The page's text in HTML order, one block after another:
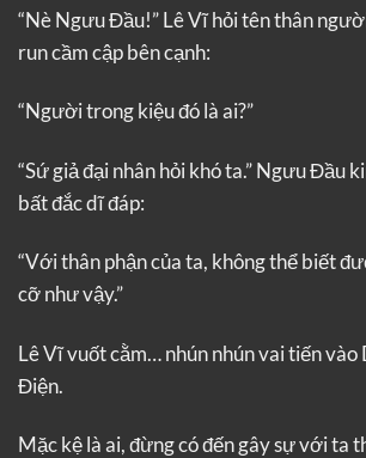
“Nè Ngưu Đầu!” Lê Vĩ hỏi tên thân
run cầm cập bên cạnh:
“Người trong kiệu đó là ai?”
“Sứ giả đại nhân hỏi khó ta.” Ngưu Đầu
bất đắc dĩ đáp:
“Với thân phận của ta, không thể biết
cỡ như vậy.”
Lê Vĩ vuốt cằm… nhún nhún vai tiến
Điện.
Mặc kệ là ai, đừng có đến gây sự với ta